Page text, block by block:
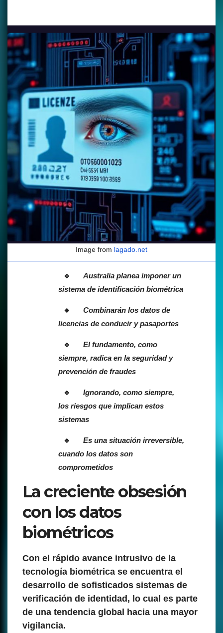
Image from lagado.net
Australia planea imponer un
sistema de identificación biométrica
Combinarán los datos de
licencias de conducir y pasaportes
El fundamento, como
siempre, radica en la seguridad y
prevención de fraudes
Ignorando, como siempre,
los riesgos que implican estos
sistemas
Es una situación irreversible,
cuando los datos son
comprometidos
La creciente obsesión
con los datos
biométricos
Con el rápido avance intrusivo de la
tecnología biométrica se encuentra el
desarrollo de sofisticados sistemas de
verificación de identidad, lo cual es parte
de una tendencia global hacia una mayor
vigilancia.